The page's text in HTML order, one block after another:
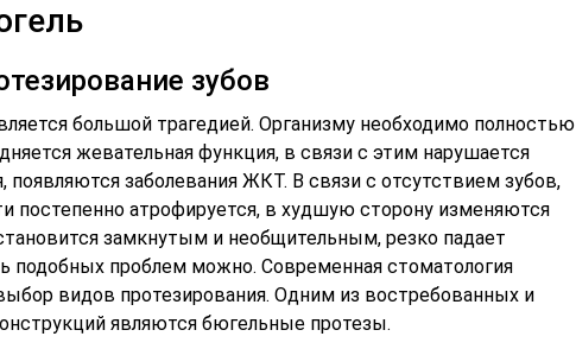
зубов
большой трагедией. Организму необходимо полностью
жевательная функция, в связи с этим нарушается
появляются заболевания ЖКТ. В связи с отсутствием зубов,
постепенно атрофируется, в худшую сторону изменяются
замкнутым и необщительным, резко падает
подобных проблем можно. Современная стоматология
видов протезирования. Одним из востребованных и
являются бюгельные протезы.